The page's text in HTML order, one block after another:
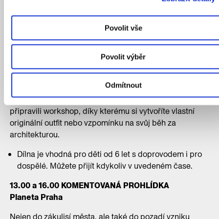
Povolit vše
Povolit výběr
Odmítnout
ARCHIDÍLNA III.: Sprejuj našeho maskota
Letošní ročník Archirunu má svého maskota. CAMPí
puntíky se účastní závodu a vy máte možnost si tyto
hravé běžce zvěčnit na svoje triko, mikinu, plátěnou
tašku anebo si vyrobit originální plakát. Ve spolupráci
s kreativním lahůdkářstvím woohoo.cz jsme pro vás
připravili workshop, díky kterému si vytvoříte vlastní
originální outfit nebo vzpomínku na svůj běh za
architekturou.
Dílna je vhodná pro děti od 6 let s doprovodem i pro
dospělé. Můžete přijít kdykoliv v uvedeném čase.
13.00 a 16.00 KOMENTOVANÁ PROHLÍDKA
Planeta Praha